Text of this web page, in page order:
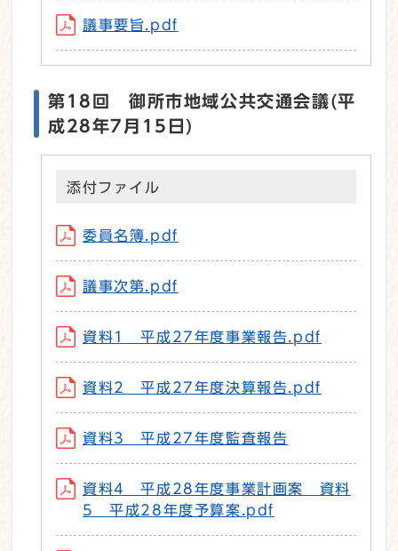
議事要旨.pdf
第18回 御所市地域公共交通会議(平
成28年7月15日)
添付ファイル
委員名簿.pdf
議事次第.pdf
資料1 平成27年度事業報告.pdf
資料2 平成27年度決算報告.pdf
資料3 平成27年度監査報告
資料4 平成28年度事業計画案 資料
5 平成28年度予算案.pdf